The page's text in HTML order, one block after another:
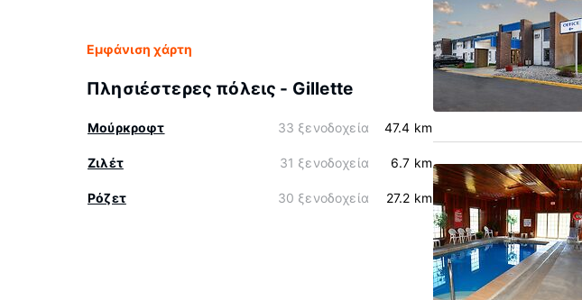
Εμφάνιση χάρτη
Πλησιέστερες πόλεις - Gillette
Μούρκροφτ 33 ξενοδοχεία 47.4 km
Ζιλέτ 31 ξενοδοχεία 6.7 km
Ρόζετ 30 ξενοδοχεία 27.2 km